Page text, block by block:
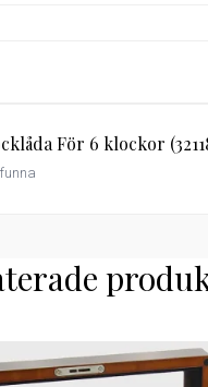
För 6 klockor